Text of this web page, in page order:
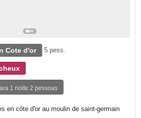
Cote d'or 5 pess.
1 noite 2 pessoas
en côte d'or au moulin de saint-germain